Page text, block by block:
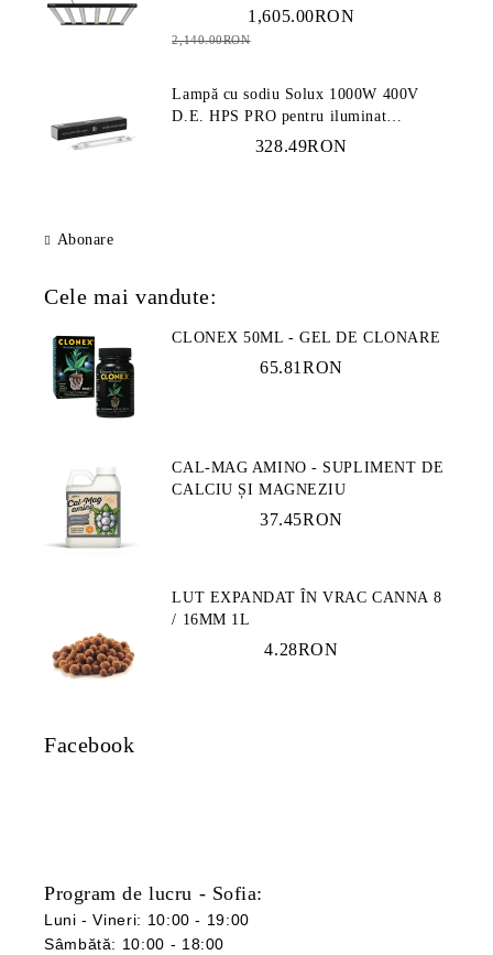
1,605.00RON
2,140.00RON
Lampă cu sodiu Solux 1000W 400V
D.E. HPS PRO pentru iluminat
328.49RON
Abonare
Cele mai vandute:
CLONEX 50ML - GEL DE CLONARE
65.81RON
CAL-MAG AMINO - SUPLIMENT DE
CALCIU ȘI MAGNEZIU
37.45RON
LUT EXPANDAT ÎN VRAC CANNA 8
/ 16MM 1L
4.28RON
Facebook
Program de lucru - Sofia:
Luni - Vineri: 10:00 - 19:00
Sâmbătă: 10:00 - 18:00